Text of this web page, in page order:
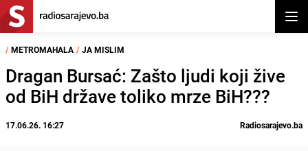
/ METROMAHALA / JA MISLIM
Dragan Bursać: Zašto ljudi koji žive
od BiH države toliko mrze BiH???
17.06.26. 16:27 Radiosarajevo.ba